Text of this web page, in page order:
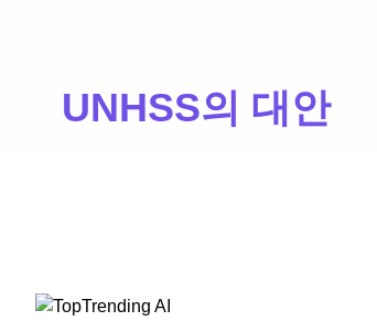
UNHSS의 대안